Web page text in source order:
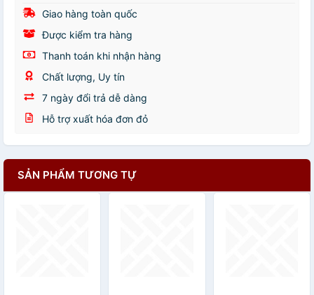
Giao hàng toàn quốc
Được kiểm tra hàng
Thanh toán khi nhận hàng
Chất lượng, Uy tín
7 ngày đổi trả dễ dàng
Hỗ trợ xuất hóa đơn đỏ
SẢN PHẨM TƯƠNG TỰ